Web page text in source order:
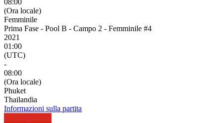
08:00
(Ora locale)
Femminile
Prima Fase - Pool B - Campo 2 - Femminile #4
2021
01:00
(UTC)
-
08:00
(Ora locale)
Phuket
Thailandia
Informazioni sulla partita